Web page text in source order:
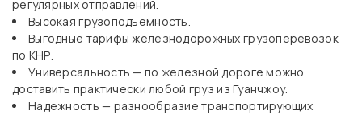
регулярных отправлений.
Высокая грузоподъемность.
Выгодные тарифы железнодорожных грузоперевозок
по КНР.
Универсальность — по железной дороге можно
доставить практически любой груз из Гуанчжоу.
Надежность — разнообразие транспортирующих